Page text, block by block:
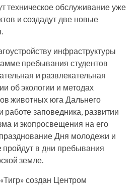
техническое обслуживание уже
и создадут две новые
инфраструктуры
пребывания студентов
и развлекательная
об экологии и методах
животных юга Дальнего
работе заповедника, развитии
и экопросвещения на его
Дня молодежи и
в дни пребывания
земле.
создан Центром